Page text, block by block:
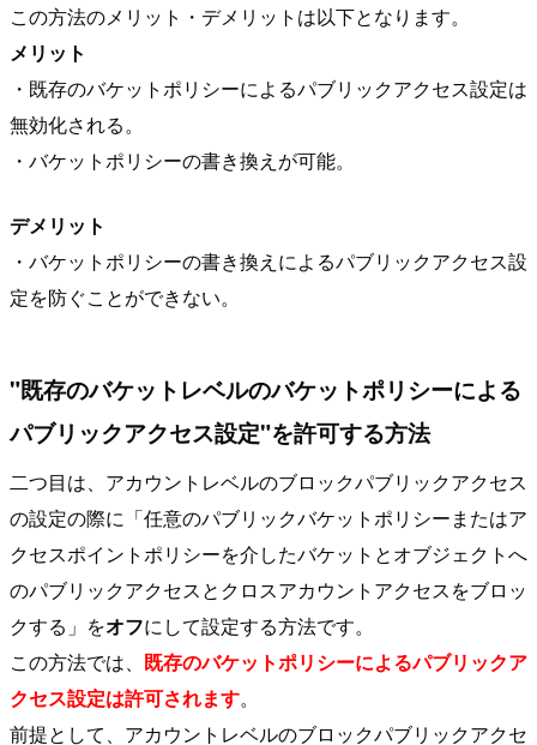
この方法のメリット・デメリットは以下となります。
メリット
・既存のバケットポリシーによるパブリックアクセス設定は
無効化される。
・バケットポリシーの書き換えが可能。
デメリット
・バケットポリシーの書き換えによるパブリックアクセス設
定を防ぐことができない。
"既存のバケットレベルのバケットポリシーによる
パブリックアクセス設定"を許可する方法
二つ目は、アカウントレベルのブロックパブリックアクセス
の設定の際に「任意のパブリックバケットポリシーまたはア
クセスポイントポリシーを介したバケットとオブジェクトへ
のパブリックアクセスとクロスアカウントアクセスをブロッ
クする」をオフにして設定する方法です。
この方法では、 既存のバケットポリシーによるパブリックア
クセス設定は許可されます。
前提として、アカウントレベルのブロックパブリックアクセ